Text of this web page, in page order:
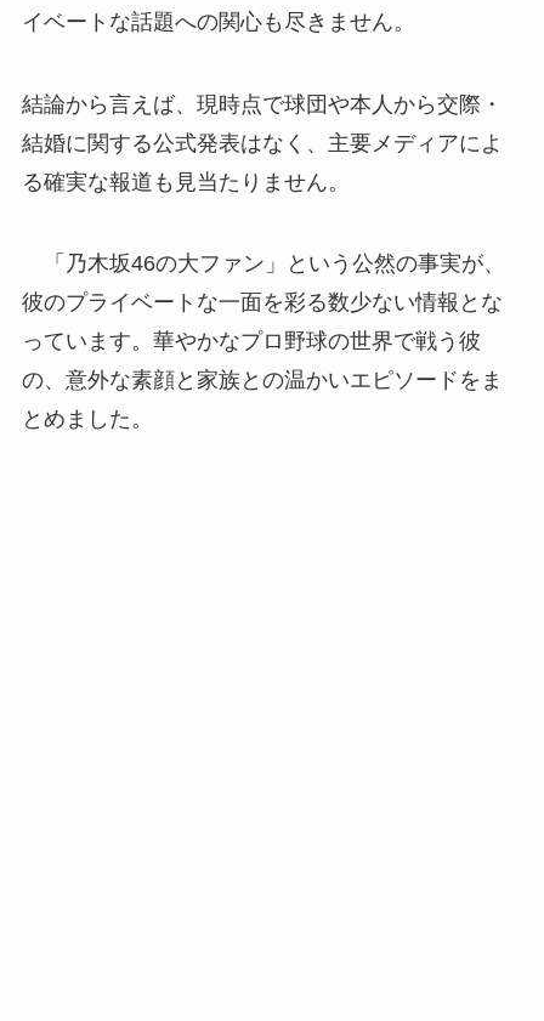
イベートな話題への関心も尽きません。
結論から言えば、現時点で球団や本人から交際・
結婚に関する公式発表はなく、主要メディアによ
る確実な報道も見当たりません。
「乃木坂46の大ファン」という公然の事実が、
彼のプライベートな一面を彩る数少ない情報とな
っています。華やかなプロ野球の世界で戦う彼
の、意外な素顔と家族との温かいエピソードをま
とめました。